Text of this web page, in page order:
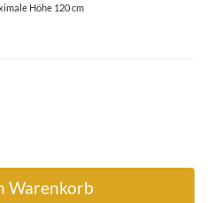
Höhe 120 cm
Warenkorb